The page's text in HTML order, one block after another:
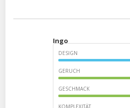
Ingo
DESIGN
GERUCH
GESCHMACK
KOMPLEXITÄT